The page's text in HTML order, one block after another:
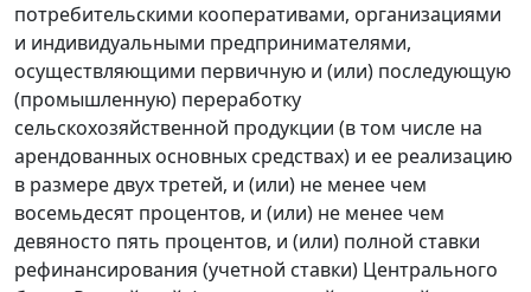
потребительскими кооперативами, организациями
и индивидуальными предпринимателями,
осуществляющими первичную и (или) последующую
(промышленную) переработку
сельскохозяйственной продукции (в том числе на
арендованных основных средствах) и ее реализацию
в размере двух третей, и (или) не менее чем
восемьдесят процентов, и (или) не менее чем
девяносто пять процентов, и (или) полной ставки
рефинансирования (учетной ставки) Центрального